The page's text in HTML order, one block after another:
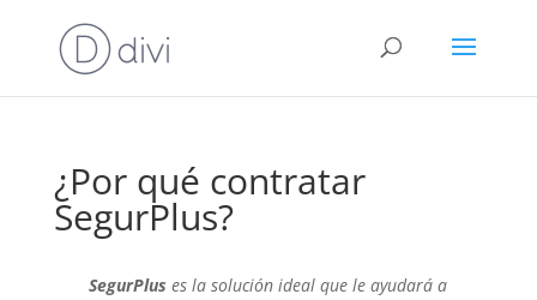
¿Por qué contratar
SegurPlus?
SegurPlus es la solución ideal que le ayudará a